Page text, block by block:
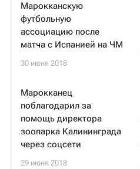
Марокканскую
футбольную
ассоциацию после
матча с Испанией на ЧМ
30 июня 2018
Марокканец
поблагодарил за
помощь директора
зоопарка Калининграда
через соцсети
29 июня 2018